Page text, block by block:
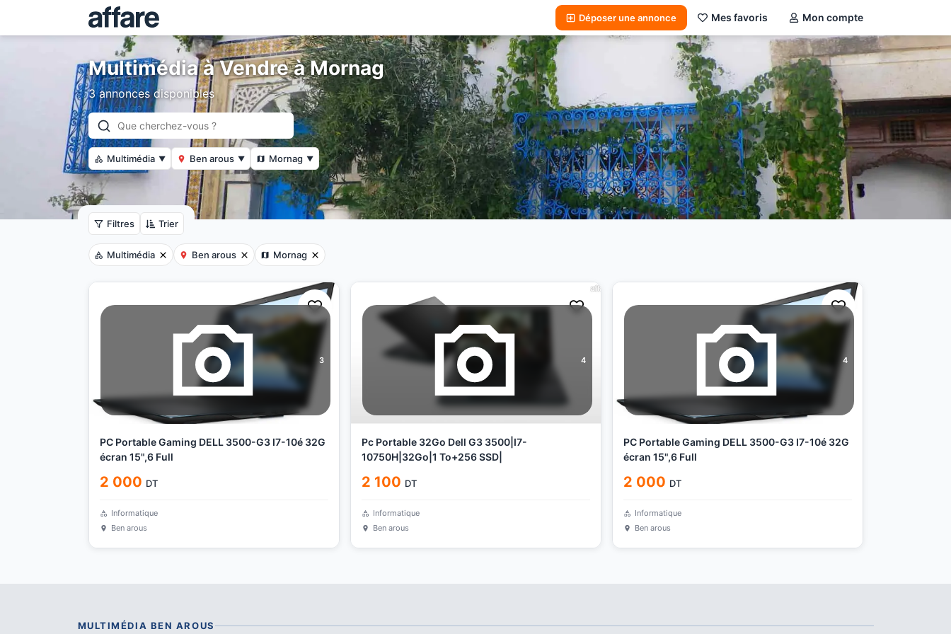
Déposer une annonce Mes favoris Mon compte
Multimédia à Vendre à Mornag
3 annonces disponibles
Multimédia ▼ Ben arous ▼ Mornag ▼
Filtres Trier
Multimédia Ben arous Mornag
3
PC Portable Gaming DELL 3500-G3 I7-10é 32G
écran 15",6 Full
2 000 DT
Informatique
Ben arous
4
Pc Portable 32Go Dell G3 3500|I7-
10750H|32Go|1 To+256 SSD|
2 100 DT
Informatique
Ben arous
4
PC Portable Gaming DELL 3500-G3 I7-10é 32G
écran 15",6 Full
2 000 DT
Informatique
Ben arous
MULTIMÉDIA BEN AROUS